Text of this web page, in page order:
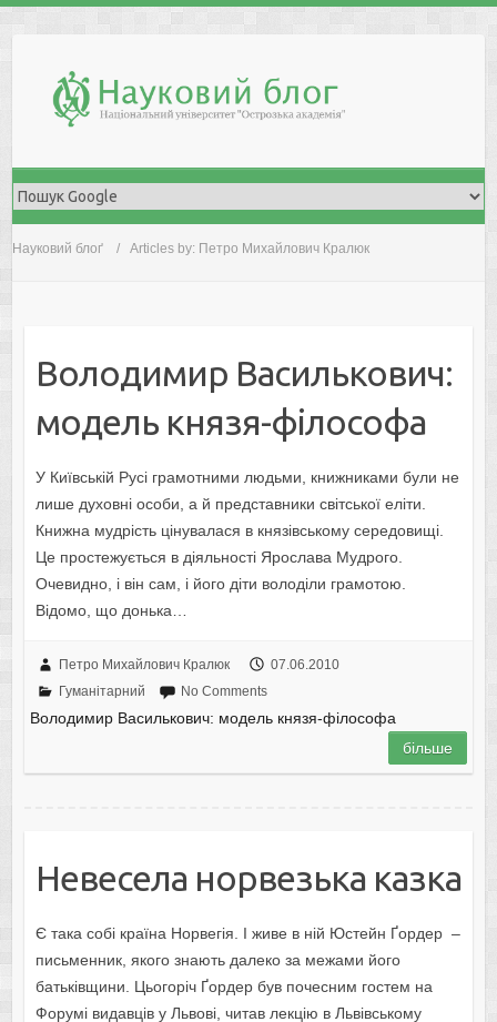
Науковий блоґ Articles by: Петро Михайлович Кралюк
Володимир Василькович:
модель князя-філософа
У Київській Русі грамотними людьми, книжниками були не
лише духовні особи, а й представники світської еліти.
Книжна мудрість цінувалася в князівському середовищі.
Це простежується в діяльності Ярослава Мудрого.
Очевидно, і він сам, і його діти володіли грамотою.
Відомо, що донька…
Петро Михайлович Кралюк
07.06.2010
Гуманітарний
No Comments
Володимир Василькович: модель князя-філософа
більше
Невесела норвезька казка
Є така собі країна Норвегія. І живе в ній Юстейн Ґордер –
письменник, якого знають далеко за межами його
батьківщини. Цьогоріч Ґордер був почесним гостем на
Форумі видавців у Львові, читав лекцію в Львівському